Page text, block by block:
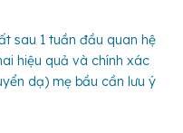
sau 1 tuần đầu quan hệ
hiệu quả và chính xác
dạ) mẹ bầu cần lưu ý